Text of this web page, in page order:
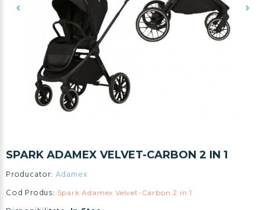
SPARK ADAMEX VELVET-CARBON 2 IN 1
Producator: Adamex
Cod Produs: Spark Adamex Velvet-Carbon 2 in 1